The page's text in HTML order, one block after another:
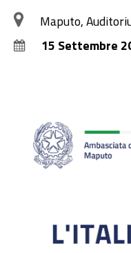
Maputo,
15 Settembre